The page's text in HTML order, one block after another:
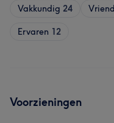
Vakkundig 24
Ervaren 12
Voorzieningen